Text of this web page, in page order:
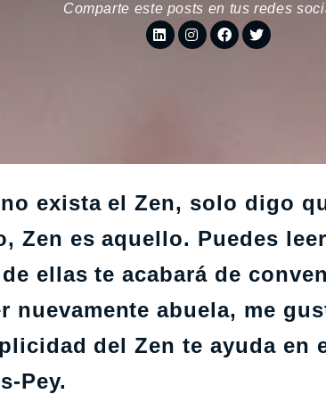
Comparte este posts en tus redes
exista el Zen, solo digo
Zen es aquello. Puedes
ellas te acabará de
nuevamente abuela, me
del Zen te ayuda en
Pey.